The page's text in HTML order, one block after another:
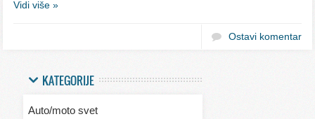
Vidi više »
Ostavi komentar
KATEGORIJE
Auto/moto svet